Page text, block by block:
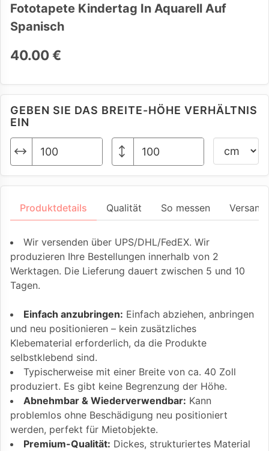
Fototapete Kindertag In Aquarell Auf
Spanisch
40.00 €
GEBEN SIE DAS BREITE-HÖHE VERHÄLTNIS
EIN
Produktdetails Qualität So messen
Wir versenden über UPS/DHL/FedEX. Wir
produzieren Ihre Bestellungen innerhalb von 2
Werktagen. Die Lieferung dauert zwischen 5 und 10
Tagen.
Einfach anzubringen: Einfach abziehen, anbringen
und neu positionieren – kein zusätzliches
Klebematerial erforderlich, da die Produkte
selbstklebend sind.
Typischerweise mit einer Breite von ca. 40 Zoll
produziert. Es gibt keine Begrenzung der Höhe.
Abnehmbar & Wiederverwendbar: Kann
problemlos ohne Beschädigung neu positioniert
werden, perfekt für Mietobjekte.
Premium-Qualität: Dickes, strukturiertes Material